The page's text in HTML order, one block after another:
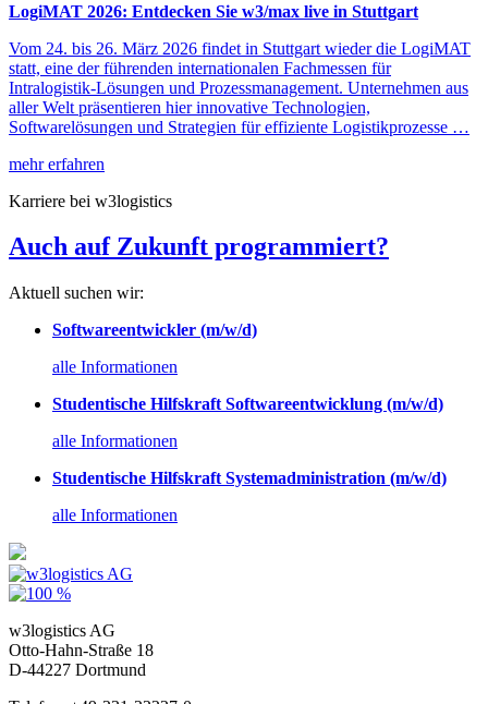
LogiMAT 2026: Entdecken Sie w3/max live in Stuttgart
Vom 24. bis 26. März 2026 findet in Stuttgart wieder die LogiMAT
statt, eine der führenden internationalen Fachmessen für
Intralogistik-Lösungen und Prozess­management. Unternehmen aus
aller Welt präsentieren hier innovative Techno­logien,
Softwarelösungen und Strategien für effiziente Logistikprozesse …
mehr erfahren
Karriere bei w3logistics
Auch auf Zukunft programmiert?
Aktuell suchen wir:
Softwareentwickler (m/w/d)
alle Informationen
Studentische Hilfskraft Softwareentwicklung (m/w/d)
alle Informationen
Studentische Hilfskraft Systemadministration (m/w/d)
alle Informationen
w3logistics AG
Otto-Hahn-Straße 18
D-44227 Dortmund